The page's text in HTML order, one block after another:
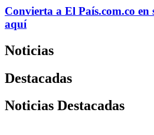
Convierta a El País.com.co en
aquí
Noticias
Destacadas
Noticias Destacadas